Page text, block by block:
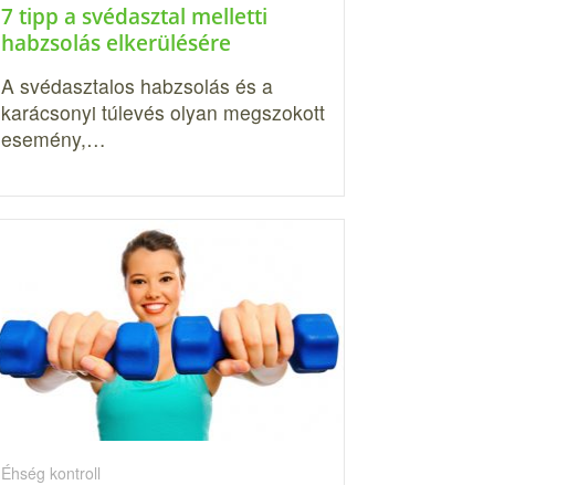
7 tipp a svédasztal melletti
habzsolás elkerülésére
A svédasztalos habzsolás és a
karácsonyi túlevés olyan megszokott
esemény,…
Éhség kontroll